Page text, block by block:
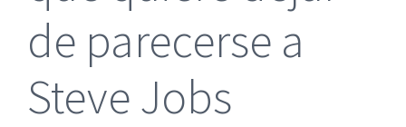
de parecerse a
Steve Jobs